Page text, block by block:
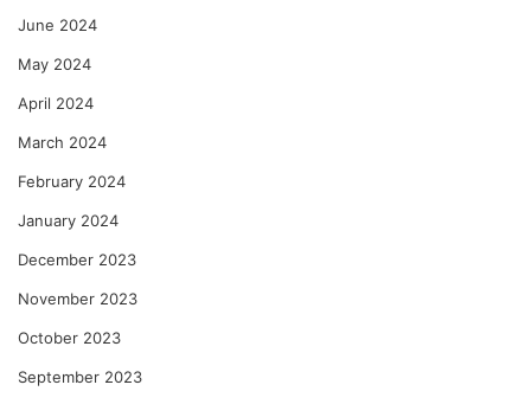
June 2024
May 2024
April 2024
March 2024
February 2024
January 2024
December 2023
November 2023
October 2023
September 2023